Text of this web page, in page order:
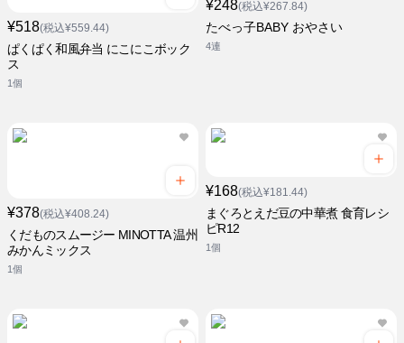
¥518(税込¥559.44)
ぱくぱく和風弁当 にこにこボック
ス
1個
¥248(税込¥267.84)
たべっ子BABY おやさい
4連
¥378(税込¥408.24)
くだものスムージー MINOTTA 温州
みかんミックス
1個
¥168(税込¥181.44)
まぐろとえだ豆の中華煮 食育レシ
ピR12
1個